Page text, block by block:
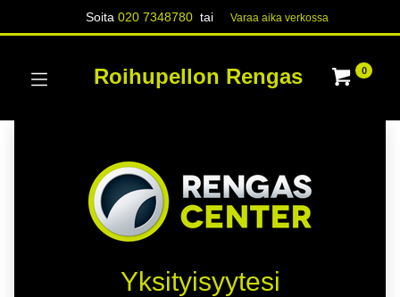
Soita020 7348780 tai Varaa aika verk​​​​ossa
Roihupellon Rengas 0
Yksityisyytesi